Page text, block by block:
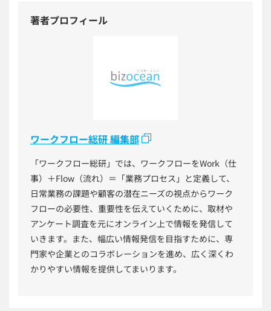
著者プロフィール
ワークフロー総研 編集部
「ワークフロー総研」では、ワークフローをWork（仕
事）＋Flow（流れ）＝「業務プロセス」と定義して、
日常業務の課題や顧客の潜在ニーズの視点からワーク
フローの必要性、重要性を伝えていくために、取材や
アンケート調査を元にオンライン上で情報を発信して
いきます。また、幅広い情報発信を目指すために、専
門家や企業とのコラボレーションを進め、広く深くわ
かりやすい情報を提供してまいります。